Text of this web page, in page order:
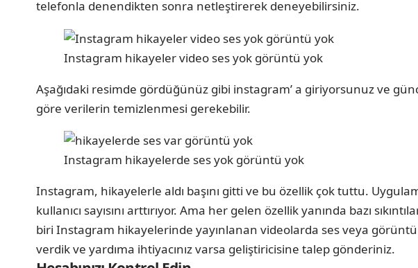
telefonla denendikten sonra netleştirerek deneyebilirsiniz.
Instagram hikayeler video ses yok görüntü yok
Aşağıdaki resimde gördüğünüz gibi instagram’ a giriyorsunuz ve
göre verilerin temizlenmesi gerekebilir.
Instagram hikayelerde ses yok görüntü yok
Instagram, hikayelerle aldı başını gitti ve bu özellik çok tuttu.
kullanıcı sayısını arttırıyor. Ama her gelen özellik yanında bazı
biri Instagram hikayelerinde yayınlanan videolarda ses veya
verdik ve yardıma ihtiyacınız varsa geliştiricisine talep gönderiniz.